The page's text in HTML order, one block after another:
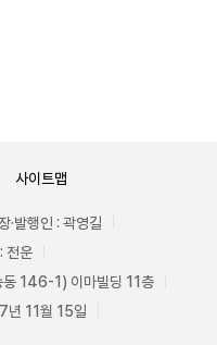
사이트맵
·발행인 : 곽영길
전운
동 146-1) 이마빌딩 11층
년 11월 15일